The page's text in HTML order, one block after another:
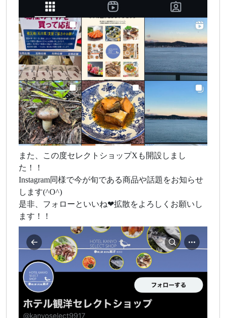
また、この度セレクトショップXも開設しまし
た！！
Instagram同様で今が旬である商品や話題をお知らせ
します(^O^)
是非、フォローといいね❤拡散をよろしくお願いし
ます！！